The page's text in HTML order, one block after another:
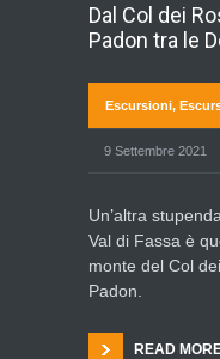
Dal Col dei
Padon tra le
Escursioni,
9 Settembre 2021
Un’altra
Val di Fassa è
monte del Col
Padon.
READ